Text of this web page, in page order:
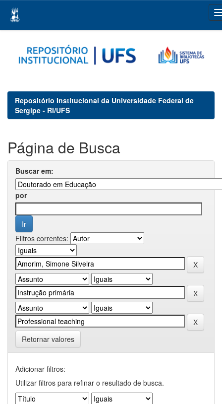
navigation
Repositório Institucional da Universidade Federal de
Sergipe - RI/UFS
Página de Busca
Buscar em:
por
Filtros correntes:
Retornar valores
Adicionar filtros:
Utilizar filtros para refinar o resultado de busca.